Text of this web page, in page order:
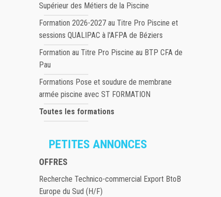
Supérieur des Métiers de la Piscine
Formation 2026-2027 au Titre Pro Piscine et
sessions QUALIPAC à l'AFPA de Béziers
Formation au Titre Pro Piscine au BTP CFA de
Pau
Formations Pose et soudure de membrane
armée piscine avec ST FORMATION
Toutes les formations
PETITES ANNONCES
OFFRES
Recherche Technico-commercial Export BtoB
Europe du Sud (H/F)